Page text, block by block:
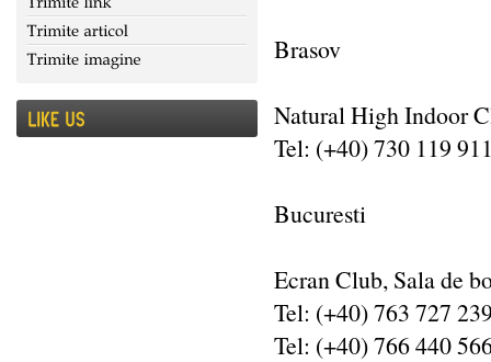
Brasov
Natural High Indoor
Tel: (+40) 730 119
Bucuresti
Ecran Club, Sala de
Tel: (+40) 763 727
Tel: (+40) 766 440